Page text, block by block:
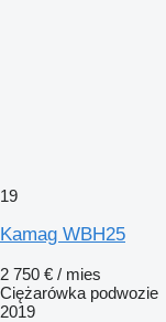
19
Kamag WBH25
2 750 € / mies
Ciężarówka podwozie
2019